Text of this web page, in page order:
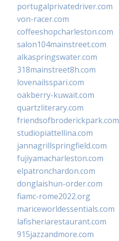
portugalprivatedriver.com
von-racer.com
coffeeshopcharleston.com
salon104mainstreet.com
alkaspringswater.com
318mainstreet8h.com
lovenailsspari.com
oakberry-kuwait.com
quartzliterary.com
friendsofbroderickpark.com
studiopiattellina.com
jannagrillspringfield.com
fujiyamacharleston.com
elpatronchardon.com
donglaishun-order.com
fiamc-rome2022.org
mariceworldessentials.com
lafisheriarestaurant.com
915jazzandmore.com